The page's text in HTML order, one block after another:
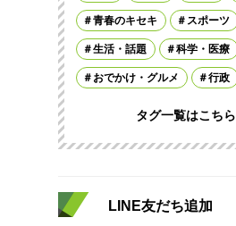
青春のキセキ スポーツ
生活・話題 科学・医療
おでかけ・グルメ 行政
タグ一覧はこちら
LINE友だち追加